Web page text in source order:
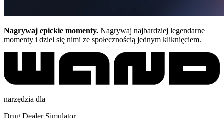
Nagrywaj epickie momenty. Nagrywaj najbardziej legendarne
momenty i dziel się nimi ze społecznością jednym kliknięciem.
narzędzia dla
Drug Dealer Simulator